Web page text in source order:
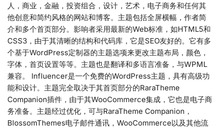
人，商业，金融，投资组合，设计，艺术，电子商务和任何其
他创意和简约风格的网站和博客。主题包括全屏横幅，作者简
介和多个首页部分。影响者采用最新的Web标准，如HTML5和
CSS3，由于其清晰的结构和代码库，它是SEO友好的。它有多
个基于WordPress定制器的主题选项来更改主题布局，颜色，
字体，首页设置等等。主题也是翻译和多语言准备，与WPML
兼容。 Influencer是一个免费的WordPress主题，具有高级功
能和设计。主题完全取决于其首页部分的RaraTheme
Companion插件，由于其WooCommerce集成，它也是电子商
务准备。主题经过优化，可与RaraTheme Companion，
BlossomThemes电子邮件通讯，WooCommerce以及其他流